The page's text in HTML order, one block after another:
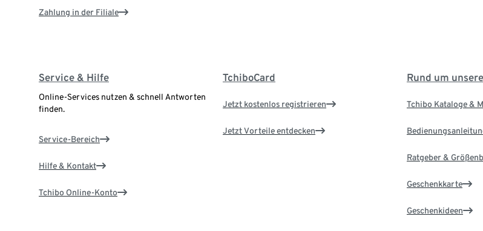
Zahlung in der Filiale
Service & Hilfe
Online-Services nutzen & schnell Antworten
finden.
Service-Bereich
Hilfe & Kontakt
Tchibo Online-Konto
TchiboCard
Jetzt kostenlos registrieren
Jetzt Vorteile entdecken
Rund um
Tchibo Kataloge &
Ratgeber &
Geschenkkarte
Geschenkideen